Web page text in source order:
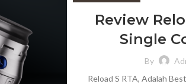
Review
Single
By
Reload S RTA, Adalah